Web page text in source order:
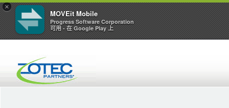
×
MOVEit Mobile
Progress Software Corporation
可用 - 在 Google Play 上